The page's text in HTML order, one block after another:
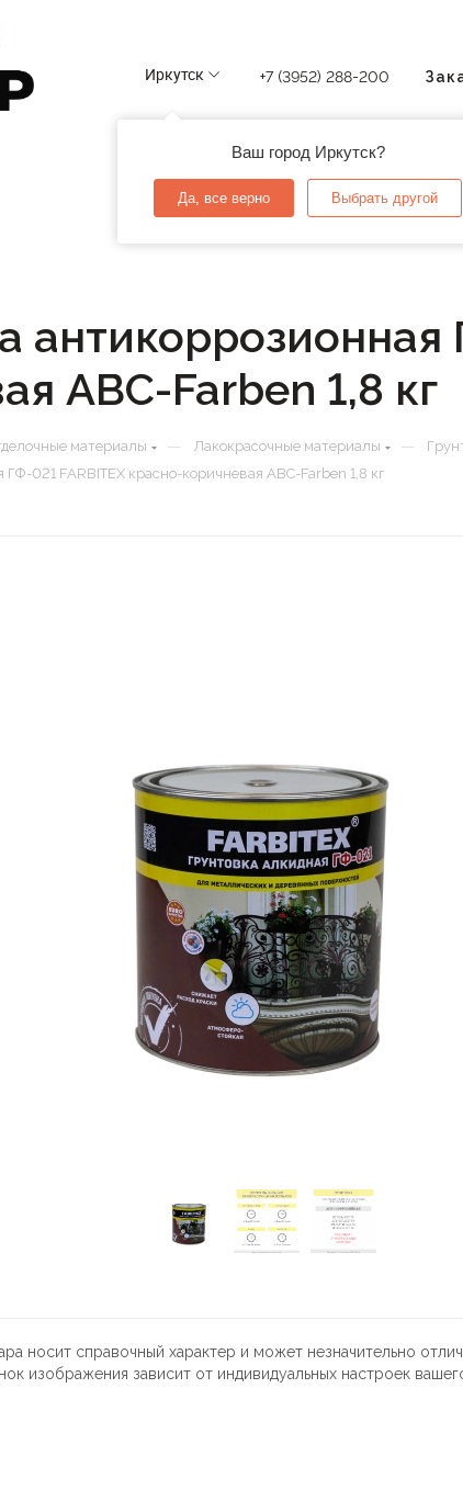
Иркутск
Ваш город Иркутск?
Да, все верно Выбрать другой
+7 (3952) 288-200
ABC-Farben 1,8 кг
материалы — Лакокрасочные материалы —
021 FARBITEX красно-коричневая ABC-Farben 1,8 кг
носит справочный характер и может незначительно
изображения зависит от индивидуальных настроек